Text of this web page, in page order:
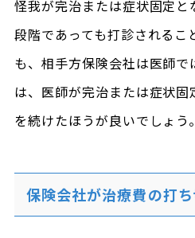
怪我が完治または症状固定
段階であっても打診されるこ
も、相手方保険会社は医師
は、医師が完治または症状
を続けたほうが良いでしょう。
保険会社が治療費の打